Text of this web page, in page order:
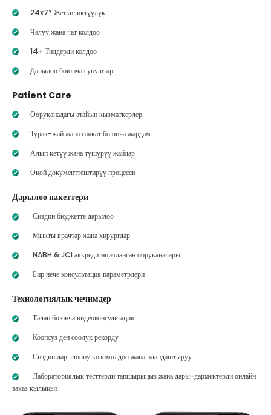
24x7* Жеткиликтүүлүк
Чалуу жана чат колдоо
14+ Тилдерди колдоо
Дарылоо боюнча сунуштар
Patient Care
Ооруканадагы атайын кызматкерлер
Турак-жай жана саякат боюнча жардам
Алып кетүү жана түшүрүү жайлар
Оңой документтештирүү процесси
Дарылоо пакеттери
Сиздин бюджетте дарылоо
Мыкты врачтар жана хирургдар
NABH & JCI аккредитацияланган ооруканалары
Бир нече консультация параметрлери
Технологиялык чечимдер
Талап боюнча видеоконсультация
Коопсуз ден соолук рекорду
Сиздин дарылоону көзөмөлдөө жана пландаштыруу
Лабораториялык тесттерди тапшырыңыз жана дары-дармектерди онлайн
заказ кылыңыз